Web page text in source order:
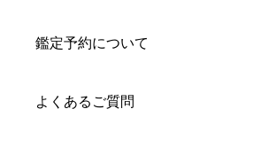
鑑定予約について
よくあるご質問